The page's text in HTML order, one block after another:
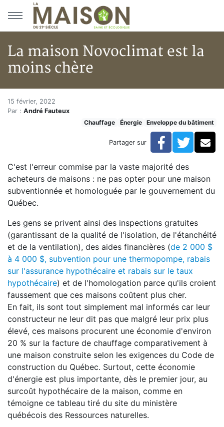
Aller au menu principal
Aller au contenu principal
La maison Novoclimat est la
moins chère
Accueil
Articles
La maison Novoclimat est la moins chère
La maison Novoclimat est la
15 février, 2022
Par : André Fauteux
Chauffage
Énergie Enveloppe du bâtiment
Partager sur Facebook
C'est l'erreur commise par la vaste majorité des
acheteurs de maisons : ne pas opter pour une maison
subventionnée et homologuée par le gouvernement du
Québec.
Les gens se privent ainsi des inspections gratuites
(garantissant de la qualité de l'isolation, de l'étanchéité
et de la ventilation), des aides financières (de 2 000 $
à 4 000 $, subvention pour une thermopompe, rabais
sur l'assurance hypothécaire et rabais sur le taux
hypothécaire) et de l'homologation parce qu'ils croient
faussement que ces maisons coûtent plus cher.
En fait, ils sont tout simplement mal informés car leur
constructeur ne leur dit pas que malgré leur prix plus
élevé, ces maisons procurent une économie d'environ
20 % sur la facture de chauffage comparativement à
une maison construite selon les exigences du Code de
construction du Québec. Surtout, cette économie
d'énergie est plus importante, dès le premier jour, au
surcoût hypothécaire de la maison, comme en
témoigne ce tableau tiré du site du ministère
québécois des Ressources naturelles.